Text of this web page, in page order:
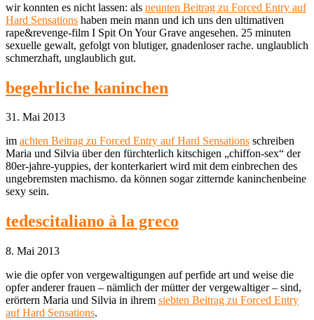
wir konnten es nicht lassen: als neunten Beitrag zu Forced Entry auf
Hard Sensations haben mein mann und ich uns den ultimativen
rape&revenge-film I Spit On Your Grave angesehen. 25 minuten
sexuelle gewalt, gefolgt von blutiger, gnadenloser rache. unglaublich
schmerzhaft, unglaublich gut.
begehrliche kaninchen
31. Mai 2013
im achten Beitrag zu Forced Entry auf Hard Sensations schreiben
Maria und Silvia über den fürchterlich kitschigen „chiffon-sex“ der
80er-jahre-yuppies, der konterkariert wird mit dem einbrechen des
ungebremsten machismo. da können sogar zitternde kaninchenbeine
sexy sein.
tedescitaliano à la greco
8. Mai 2013
wie die opfer von vergewaltigungen auf perfide art und weise die
opfer anderer frauen – nämlich der mütter der vergewaltiger – sind,
erörtern Maria und Silvia in ihrem siebten Beitrag zu Forced Entry
auf Hard Sensations.